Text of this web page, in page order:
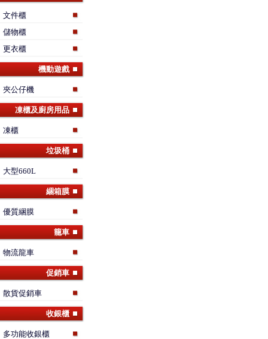
文件櫃
儲物櫃
更衣櫃
機動遊戲
夾公仔機
凍櫃及廚房用品
凍櫃
垃圾桶
大型660L
綑箱膜
優質綑膜
籠車
物流龍車
促銷車
散貨促銷車
收銀櫃
多功能收銀櫃